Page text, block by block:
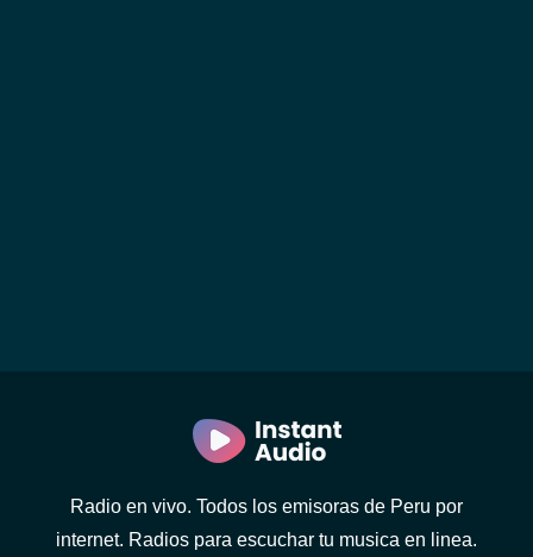
Radio en vivo. Todos los emisoras de Peru por
internet. Radios para escuchar tu musica en linea.